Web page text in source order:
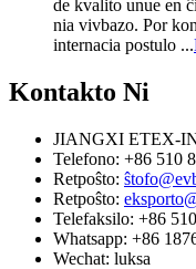
de kvalito unue en
nia vivbazo. Por
internacia postulo ...
Kontakto Ni
JIANGXI ETEX-
Telefono: +86 510
Retpoŝto:
Retpoŝto:
Telefaksilo: +86
Whatsapp: +86
Wechat: luksa